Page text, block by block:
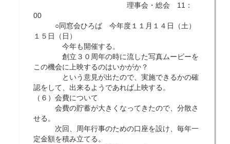
理事会・総会 11：
00
○同窓会ひろば 今年度１１月１４日（土）
１５日（日）
今年も開催する。
創立３０周年の時に流した写真ムービーを
この機会に上映するのはいかがか？
という意見が出たので、実施できるかの確
認をして、出来るようであれば上映する。
（６）会費について
会費の貯蓄が大きくなってきたので、分散さ
せる。
次回、周年行事のための口座を設け、毎年一
定金額を積み立てる。